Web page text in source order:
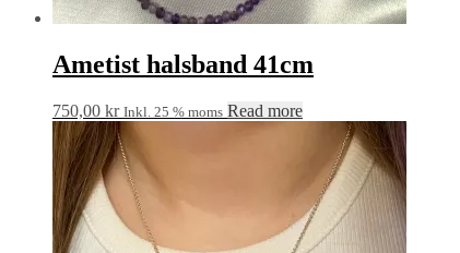
Ametist halsband 41cm
750,00 kr Inkl. 25 % moms Read more